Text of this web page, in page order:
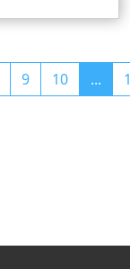
9 10 ...